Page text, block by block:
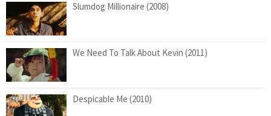
Slumdog Millionaire (2008)
We Need To Talk About Kevin (2011)
Despicable Me (2010)